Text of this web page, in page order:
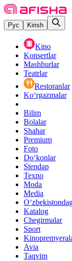
Рус Kirish
Kino
Konsertlar
Mashhurlar
Teatrlar
Restoranlar
Ko‘rgazmalar
Bilim
Bolalar
Shahar
Premium
Foto
Do‘konlar
Stendap
Texno
Moda
Media
Katalog
Chegirmalar
Sport
Avia
Taqvim